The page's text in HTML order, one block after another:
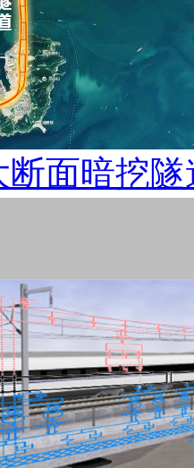
断面暗挖